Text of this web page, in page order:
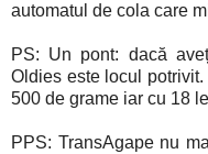
automatul de cola care
PS: Un pont: dacă
Oldies este locul
500 de grame iar cu 18
PPS: TransAgape nu